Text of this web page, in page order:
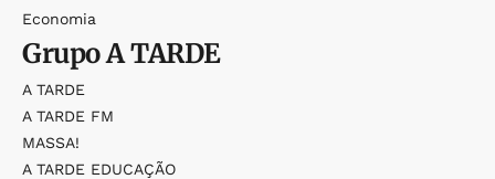
Economia
GrupoA TARDE
A TARDE
A TARDE FM
MASSA!
A TARDE EDUCAÇÃO